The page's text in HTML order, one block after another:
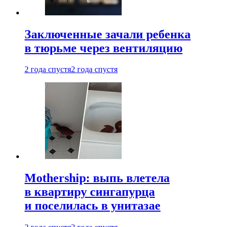
Заключенные зачали ребенка
в тюрьме через вентиляцию
2 года спустя2 года спустя
Mothership: выпь влетела
в квартиру сингапурца
и поселилась в унитазае